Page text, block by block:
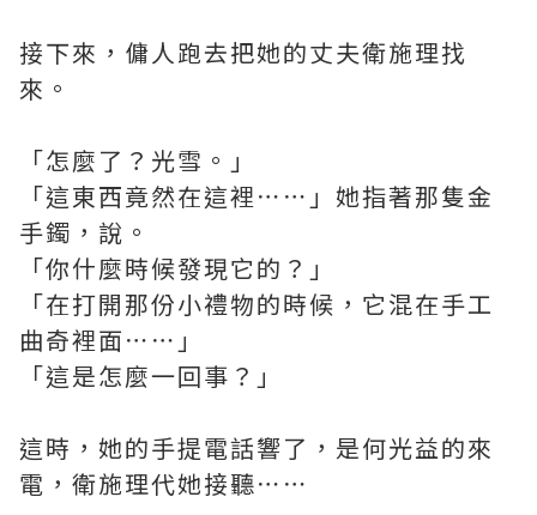
接下來，傭人跑去把她的丈夫衛施理找
來。
「怎麼了？光雪。」
「這東西竟然在這裡⋯⋯」她指著那隻金
手鐲，說。
「你什麼時候發現它的？」
「在打開那份小禮物的時候，它混在手工
曲奇裡面⋯⋯」
「這是怎麼一回事？」
這時，她的手提電話響了，是何光益的來
電，衛施理代她接聽⋯⋯